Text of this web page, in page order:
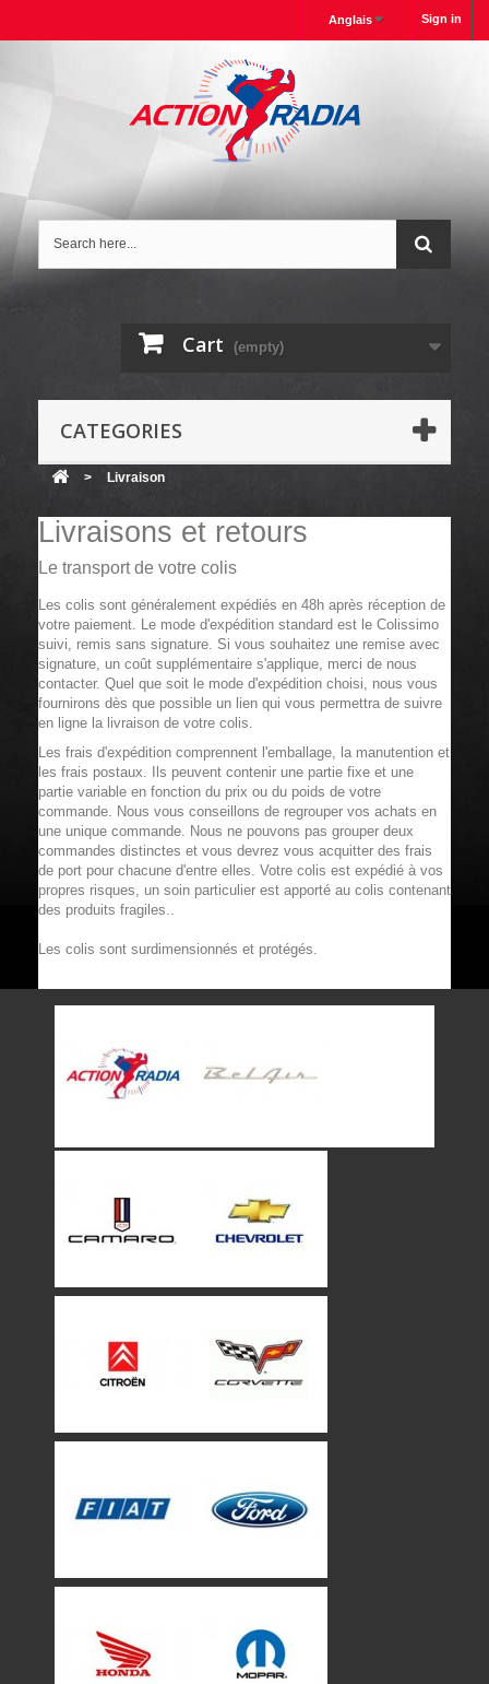
Sign in
Anglais
Cart (empty)
CATEGORIES
> Livraison
Livraisons et retours
Le transport de votre colis
Les colis sont généralement expédiés en 48h après réception de
votre paiement. Le mode d'expédition standard est le Colissimo
suivi, remis sans signature. Si vous souhaitez une remise avec
signature, un coût supplémentaire s'applique, merci de nous
contacter. Quel que soit le mode d'expédition choisi, nous vous
fournirons dès que possible un lien qui vous permettra de suivre
en ligne la livraison de votre colis.
Les frais d'expédition comprennent l'emballage, la manutention et
les frais postaux. Ils peuvent contenir une partie fixe et une
partie variable en fonction du prix ou du poids de votre
commande. Nous vous conseillons de regrouper vos achats en
une unique commande. Nous ne pouvons pas grouper deux
commandes distinctes et vous devrez vous acquitter des frais
de port pour chacune d'entre elles. Votre colis est expédié à vos
propres risques, un soin particulier est apporté au colis contenant
des produits fragiles..
Les colis sont surdimensionnés et protégés.